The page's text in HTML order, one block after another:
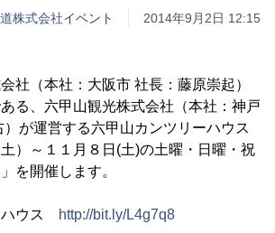
株式会社イベント 2014年9月2日 12:15
社（本社：大阪市 社長：藤原崇起）
る、六甲山観光株式会社（本社：神戸
が運営する六甲山カンツリーハウス
）～１１月８日(土)の土曜・日曜・祝
を開催します。
ハウス http://bit.ly/L4g7q8